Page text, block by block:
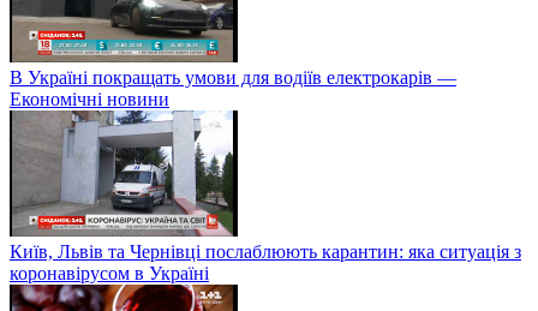
В Україні покращать умови для водіїв електрокарів —
Економічні новини
Київ, Львів та Чернівці послаблюють карантин: яка ситуація з
коронавірусом в Україні